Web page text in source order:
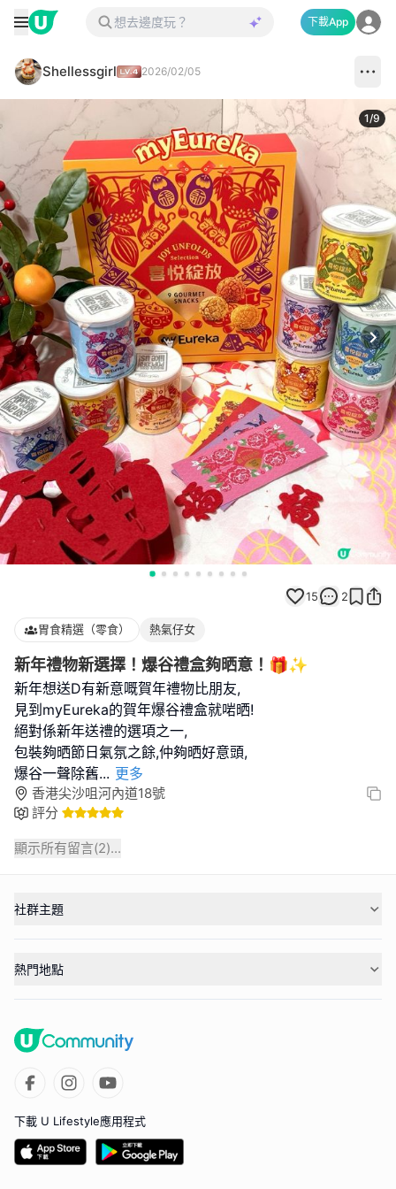
下載App
Shellessgirl 2026/02/05
1/9
15 2
胃食精選（零食） 熱氣仔女
新年禮物新選擇！爆谷禮盒夠晒意！🎁✨
新年想送D有新意嘅賀年禮物比朋友,
見到myEureka的賀年爆谷禮盒就啱晒!
絕對係新年送禮的選項之一,
包裝夠晒節日氣氛之餘,仲夠晒好意頭,
爆谷一聲除舊... 更多
香港尖沙咀河內道18號
評分
顯示所有留言(2)...
社群主題
熱門地點
下載 U Lifestyle應用程式